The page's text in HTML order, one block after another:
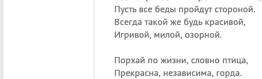
Пусть все беды пройдут стороной.
Всегда такой же будь красивой,
Игривой, милой, озорной.
Порхай по жизни, словно птица,
Прекрасна, независима, горда.